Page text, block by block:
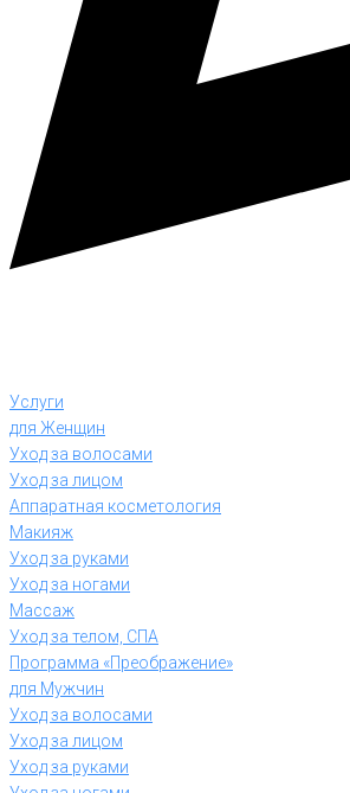
Услуги
для Женщин
Уход за волосами
Уход за лицом
Аппаратная косметология
Макияж
Уход за руками
Уход за ногами
Массаж
Уход за телом, СПА
Программа «Преображение»
для Мужчин
Уход за волосами
Уход за лицом
Уход за руками